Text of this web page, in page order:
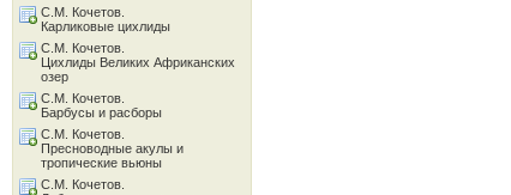
С.М. Кочетов.
Карликовые цихлиды
С.М. Кочетов.
Цихлиды Великих Африканских
озер
С.М. Кочетов.
Барбусы и расборы
С.М. Кочетов.
Пресноводные акулы и
тропические вьюны
С.М. Кочетов.